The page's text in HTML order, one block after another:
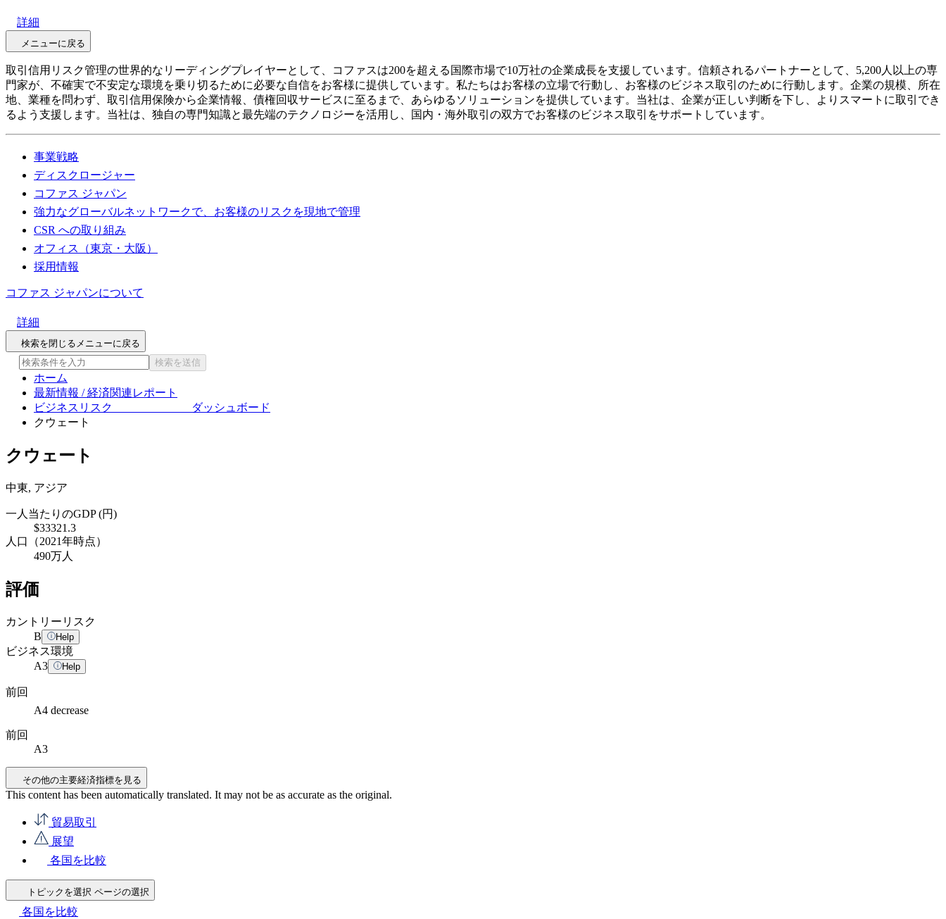
詳細
メニューに戻る
取引信用リスク管理の世界的なリーディングプレイヤーとして、コファスは200を超える国際市場で10万社の企業成長を支援しています。信頼されるパートナーとして、5,200人以上の専
門家が、不確実で不安定な環境を乗り切るために必要な自信をお客様に提供しています。私たちはお客様の立場で行動し、お客様のビジネス取引のために行動します。企業の規模、所在
地、業種を問わず、取引信用保険から企業情報、債権回収サービスに至るまで、あらゆるソリューションを提供しています。当社は、企業が正しい判断を下し、よりスマートに取引でき
るよう支援します。当社は、独自の専門知識と最先端のテクノロジーを活用し、国内・海外取引の双方でお客様のビジネス取引をサポートしています。
事業戦略
ディスクロージャー
コファス ジャパン
強力なグローバルネットワークで、お客様のリスクを現地で管理
CSR への取り組み
オフィス（東京・大阪）
採用情報
コファス ジャパンについて
詳細
検索を閉じる メニューに戻る
検索を送信
ホーム
最新情報 / 経済関連レポート
ビジネスリスク ダッシュボード
クウェート
クウェート
中東, アジア
一人当たりのGDP (円)
$33321.3
人口（2021年時点）
490万人
評価
カントリーリスク
B
Help
ビジネス環境
A3 Help
前回
A4 decrease
前回
A3
その他の主要経済指標を見る
This content has been automatically translated. It may not be as accurate as the original.
貿易取引
展望
各国を比較
トピックを選択 ページの選択
各国を比較